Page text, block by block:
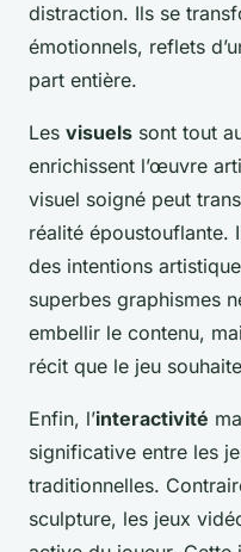
distraction. Ils se
émotionnels, reflets
part entière.
Les visuels sont tout
enrichissent l’œuvre
visuel soigné peut
réalité époustouflante.
des intentions
superbes graphismes
embellir le contenu,
récit que le jeu
Enfin, l’interactivité
significative entre les
traditionnelles.
sculpture, les jeux